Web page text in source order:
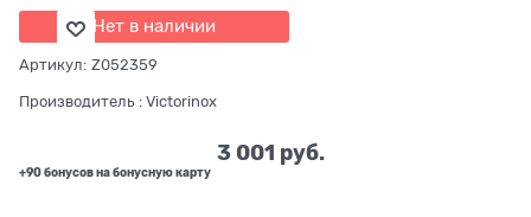
Нет в наличии
Артикул: Z052359
Производитель : Victorinox
3 001 руб.
+90 бонусов на бонусную карту